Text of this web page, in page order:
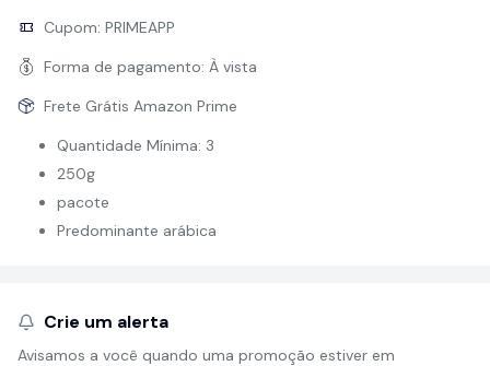
Cupom: PRIMEAPP
Forma de pagamento: À vista
Frete Grátis Amazon Prime
Quantidade Mínima: 3
250g
pacote
Predominante arábica
Crie um alerta
Avisamos a você quando uma promoção estiver em